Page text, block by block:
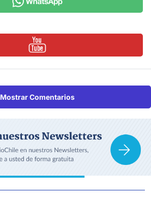
Mostrar Comentarios